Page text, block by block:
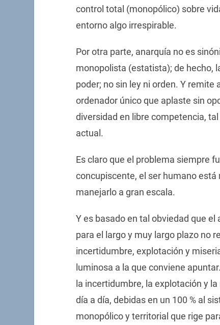
control total (monopólico) sobre
entorno algo irrespirable.
Por otra parte, anarquía no es
monopolista (estatista); de hecho,
poder; no sin ley ni orden. Y
ordenador único que aplaste sin
diversidad en libre competencia,
actual.
Es claro que el problema siempre
concupiscente, el ser humano
manejarlo a gran escala.
Y es basado en tal obviedad que
para el largo y muy largo plazo no
incertidumbre, explotación y
luminosa a la que conviene
la incertidumbre, la explotación y
día a día, debidas en un 100 % al
monopólico y territorial que rige